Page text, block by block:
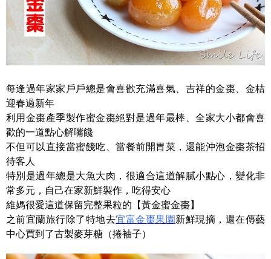
每逢過年家家戶戶總是會喜歡充滿喜氣、吉祥的金棗、金桔
迎春過新年
利用金棗產季製作蜜金棗絕對是過年最棒、全家大小都會喜
歡的一道點心解嘴饞
不但可以直接當蜜餞吃、當餐前開胃菜，還能沖泡金棗茶招
待客人
特別是過年總是大魚大肉，很適合這道解膩小點心，變化非
常多元，自己在家新鮮製作，吃得安心
維媽很愛這道保留完整果粒的【黃金蜜金棗】
之前宜蘭旅行除了特地去宜富金棗果園 新鮮現摘，還在傳藝
中心買到了古製麥芽糖（捲袖子）